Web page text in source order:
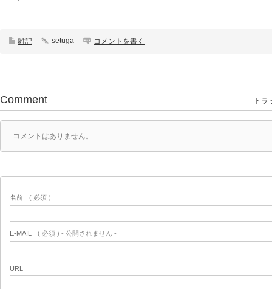
雑記 setuga コメントを書く
Comment トラ
コメントはありません。
名前 ( 必須 )
E-MAIL ( 必須 ) - 公開されません -
URL